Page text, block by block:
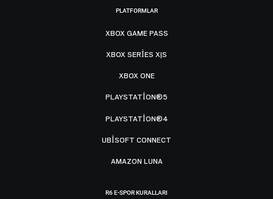
PLATFORMLAR
XBOX GAME PASS
XBOX SERIES X|S
XBOX ONE
PLAYSTATION®5
PLAYSTATION®4
UBISOFT CONNECT
AMAZON LUNA
R6 E-SPOR KURALLARI